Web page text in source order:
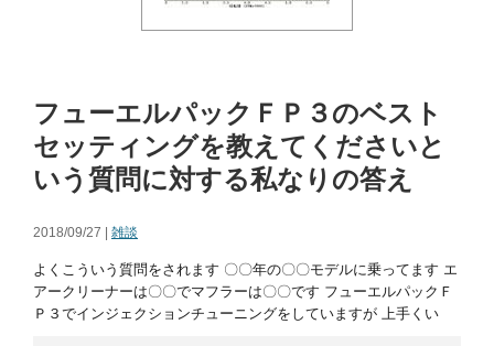
フューエルパックＦＰ３のベスト
セッティングを教えてくださいと
いう質問に対する私なりの答え
2018/09/27 | 雑談
よくこういう質問をされます 〇〇年の〇〇モデルに乗ってます エ
アークリーナーは〇〇でマフラーは〇〇です フューエルパックＦ
Ｐ３でインジェクションチューニングをしていますが 上手くい